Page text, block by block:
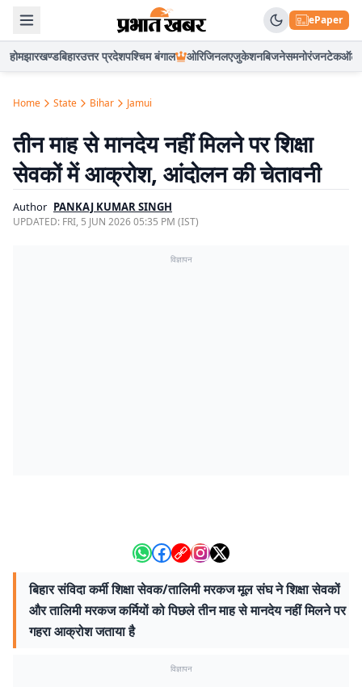
ePaper
होमझारखण्डबिहारउत्तर प्रदेशपश्चिम बंगाल ओरिजिनलएजुकेशनबिजनेसमनोरंजनटेकऑटो
Home State Bihar Jamui
तीन माह से मानदेय नहीं मिलने पर शिक्षा
सेवकों में आक्रोश, आंदोलन की चेतावनी
Author PANKAJ KUMAR SINGH
UPDATED: FRI, 5 JUN 2026 05:35 PM (IST)
विज्ञापन
बिहार संविदा कर्मी शिक्षा सेवक/तालिमी मरकज मूल संघ ने शिक्षा सेवकों
और तालिमी मरकज कर्मियों को पिछले तीन माह से मानदेय नहीं मिलने पर
गहरा आक्रोश जताया है
विज्ञापन